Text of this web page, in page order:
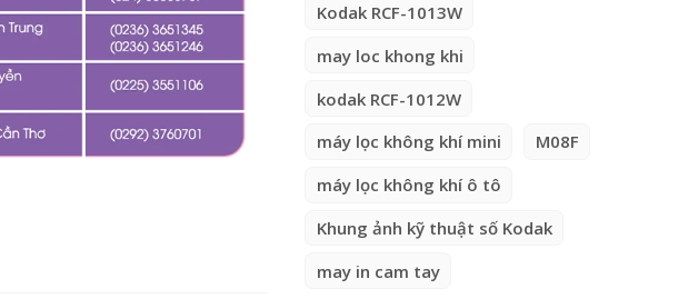
Kodak RCF-1013W
may loc khong khi
kodak RCF-1012W
máy lọc không khí mini
M08F
máy lọc không khí ô tô
Khung ảnh kỹ thuật số Kodak
may in cam tay